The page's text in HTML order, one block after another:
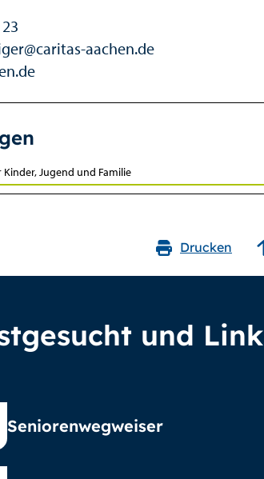
aachen.de
Jugend und Familie
Drucken
und
Seniorenwegweiser